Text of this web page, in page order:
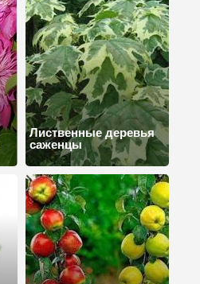
Лиственные деревья
саженцы